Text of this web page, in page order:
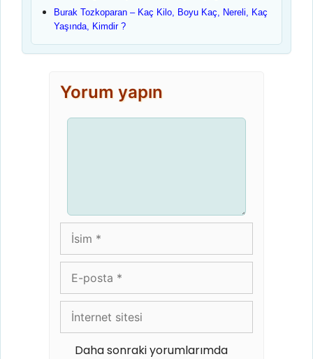
Burak Tozkoparan – Kaç Kilo, Boyu Kaç, Nereli, Kaç
Yaşında, Kimdir ?
Yorum yapın
İsim
posta
İnternet
sitesi
Daha sonraki yorumlarımda